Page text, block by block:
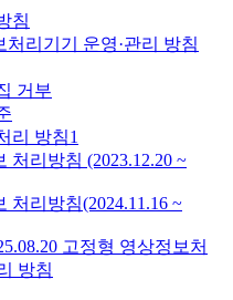
침
처리기기 운영·관리 방침
거부
리 방침1
처리방침 (2023.12.20 ~
처리방침(2024.11.16 ~
고정형 영상정보처
방침